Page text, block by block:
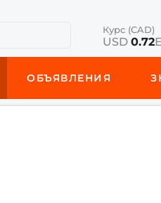
Курс (CAD)
USD 0.72
ОБЪЯВЛЕНИЯ